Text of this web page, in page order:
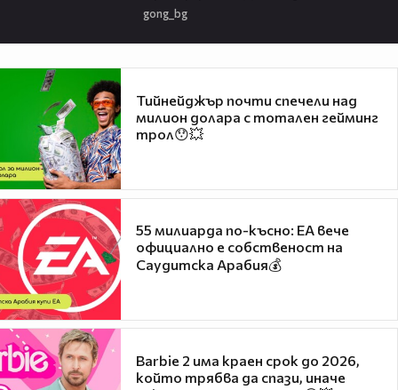
gong_bg
Тийнейджър почти спечели над
милион долара с тотален гейминг
трол😯💥
55 милиарда по-късно: EA вече
официално е собственост на
Саудитска Арабия💰
Barbie 2 има краен срок до 2026,
който трябва да спази, иначе